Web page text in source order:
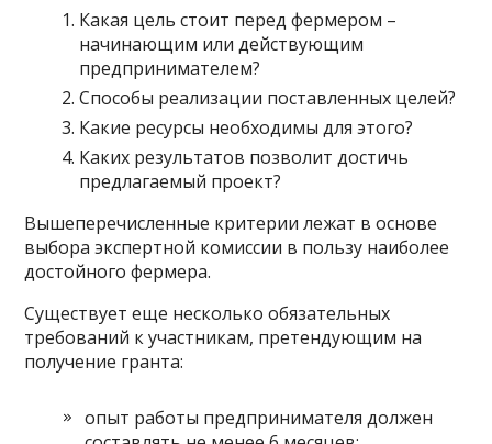
Какая цель стоит перед фермером –
начинающим или действующим
предпринимателем?
Способы реализации поставленных целей?
Какие ресурсы необходимы для этого?
Каких результатов позволит достичь
предлагаемый проект?
Вышеперечисленные критерии лежат в основе
выбора экспертной комиссии в пользу наиболее
достойного фермера.
Существует еще несколько обязательных
требований к участникам, претендующим на
получение гранта:
опыт работы предпринимателя должен